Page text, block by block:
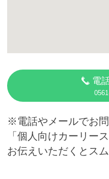
電
※電話やメールでお問
「個人向けカーリー
お伝えいただくとスム